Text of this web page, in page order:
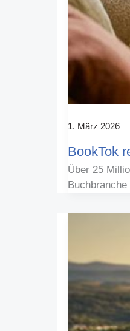
1. März 2026
BookTok
Über 25
Buchbranche